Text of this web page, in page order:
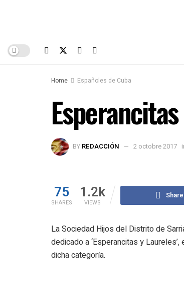
Home Españoles de Cuba
BY REDACCIÓN 2 octobre 2017
75
SHARES
1.2k
VIEWS
La Sociedad Hijos del Distrito de
dedicado a ‘Esperancitas y
dicha categoría.